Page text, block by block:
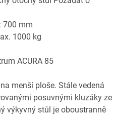
700 mm
1000 kg
menší ploše. Stále vedená
posuvnými kluzáky ze
výkyvný stůl je oboustranně